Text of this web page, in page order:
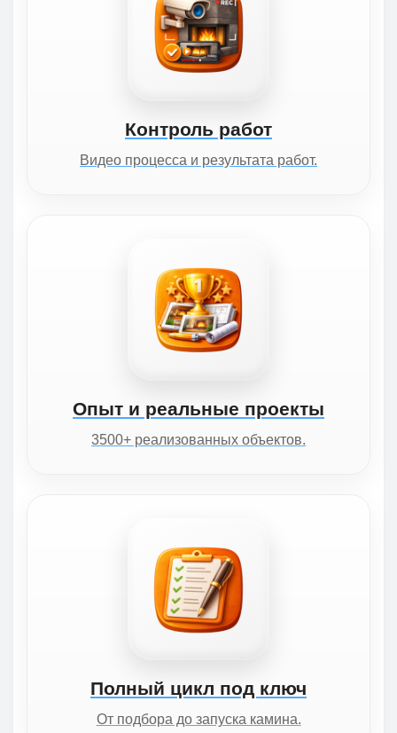
Контроль работ
Видео процесса и результата работ.
Опыт и реальные проекты
3500+ реализованных объектов.
Полный цикл под ключ
От подбора до запуска камина.